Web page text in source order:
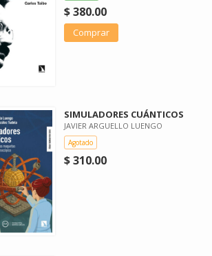
$ 380.00
Comprar
SIMULADORES CUÁNTICOS
JAVIER ARGUELLO LUENGO
Agotado
$ 310.00